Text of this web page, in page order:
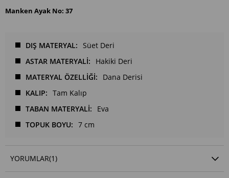
Manken Ayak No: 37
DIŞ MATERYAL
Süet Deri
ASTAR MATERYALİ
Hakiki Deri
MATERYAL ÖZELLİĞİ
Dana Derisi
KALIP
Tam Kalıp
TABAN MATERYALİ
Eva
TOPUK BOYU
7 cm
YORUMLAR(1)